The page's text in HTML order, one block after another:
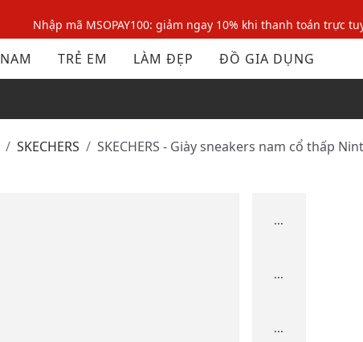
Nhập mã MSOPAY100: giảm ngay 10% khi thanh toán trực
Nhập mã: MSOXINCHAO - Giảm 10% đơn đầu cho thành viên
Nhập mã MSOPAY100: giảm ngay 10% khi thanh toán trực
NAM TRẺ EM LÀM ĐẸP ĐỒ GIA DỤNG
SKECHERS SKECHERS - Giày sneakers nam cổ thấp
...
...
...